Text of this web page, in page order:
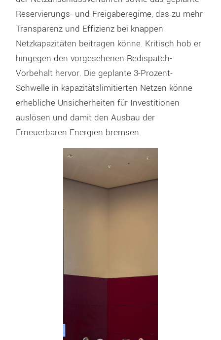
Reservierungs- und Freigaberegime, das zu mehr
Transparenz und Effizienz bei knappen
Netzkapazitäten beitragen könne. Kritisch hob er
hingegen den vorgesehenen Redispatch-
Vorbehalt hervor. Die geplante 3-Prozent-
Schwelle in kapazitätslimitierten Netzen könne
erhebliche Unsicherheiten für Investitionen
auslösen und damit den Ausbau der
Erneuerbaren Energien bremsen.